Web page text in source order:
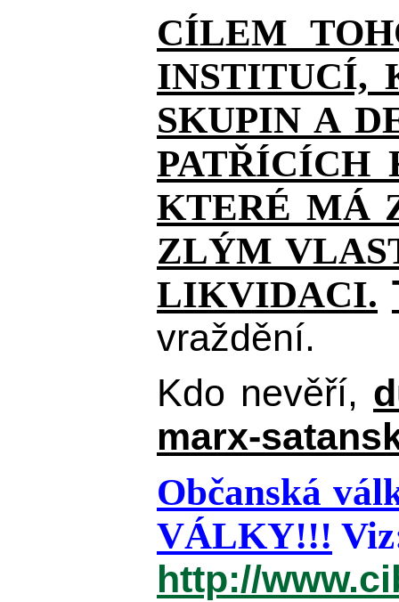
CÍLEM
INSTITUCÍ,
SKUPIN A
PATŘÍCÍCH
KTERÉ MÁ
ZLÝM
LIKVIDACI.
vraždění.
Kdo nevěří,
marx-
Občanská
VÁLKY!!!
http://